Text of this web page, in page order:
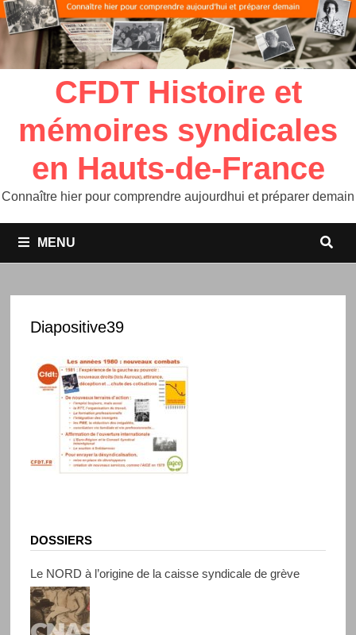
CFDT Histoire et
mémoires syndicales
en Hauts-de-France
Connaître hier pour comprendre aujourdhui et préparer demain
MENU
Diapositive39
DOSSIERS
Le NORD à l’origine de la caisse syndicale de grève